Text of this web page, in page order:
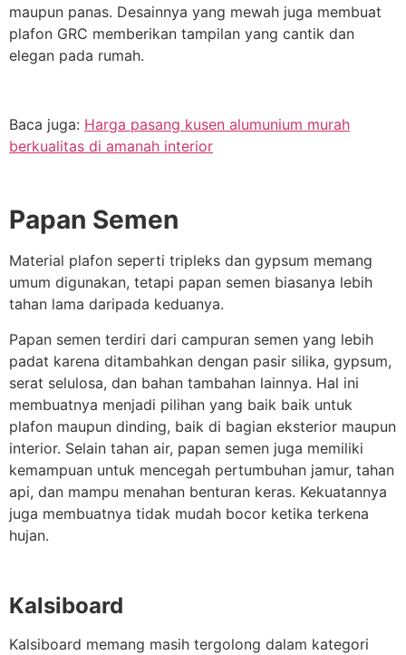
maupun panas. Desainnya yang mewah juga membuat
plafon GRC memberikan tampilan yang cantik dan
elegan pada rumah.
Baca juga: Harga pasang kusen alumunium murah
berkualitas di amanah interior
Papan Semen
Material plafon seperti tripleks dan gypsum memang
umum digunakan, tetapi papan semen biasanya lebih
tahan lama daripada keduanya.
Papan semen terdiri dari campuran semen yang lebih
padat karena ditambahkan dengan pasir silika, gypsum,
serat selulosa, dan bahan tambahan lainnya. Hal ini
membuatnya menjadi pilihan yang baik baik untuk
plafon maupun dinding, baik di bagian eksterior maupun
interior. Selain tahan air, papan semen juga memiliki
kemampuan untuk mencegah pertumbuhan jamur, tahan
api, dan mampu menahan benturan keras. Kekuatannya
juga membuatnya tidak mudah bocor ketika terkena
hujan.
Kalsiboard
Kalsiboard memang masih tergolong dalam kategori